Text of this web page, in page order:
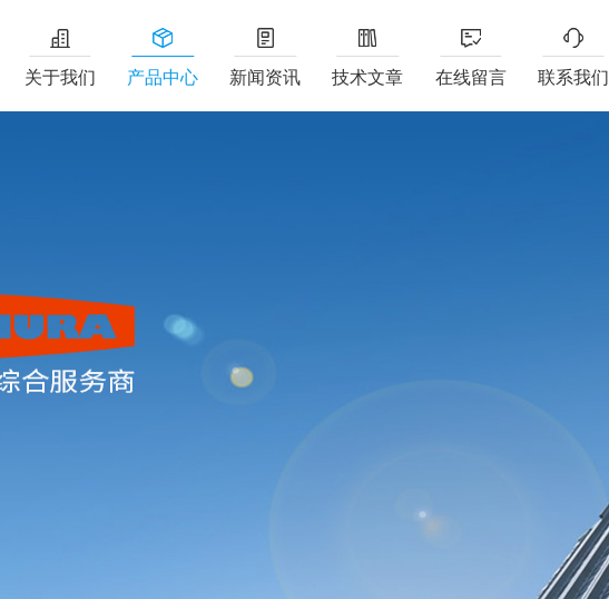
关于我们 产品中心 新闻资讯 技术文章 在线留言 联系我们